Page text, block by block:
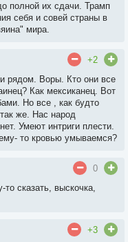
полной их сдачи. Трамп
себя и совей страны в
мира.
+2
рядом. Воры. Кто они все
Как мексиканец. Вот
Но все , как будто
же. Нас народ
Умеют интриги плести.
то кровью умываемся?
0
сказать, выскочка,
+3